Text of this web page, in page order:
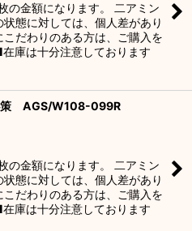
の金額になります。 二アミン
状態に対しては、個人差があり
こだわりのある方は、ご購入を
庫は十分注意しております
策 AGS/W108-099R
の金額になります。 二アミン
状態に対しては、個人差があり
こだわりのある方は、ご購入を
庫は十分注意しております